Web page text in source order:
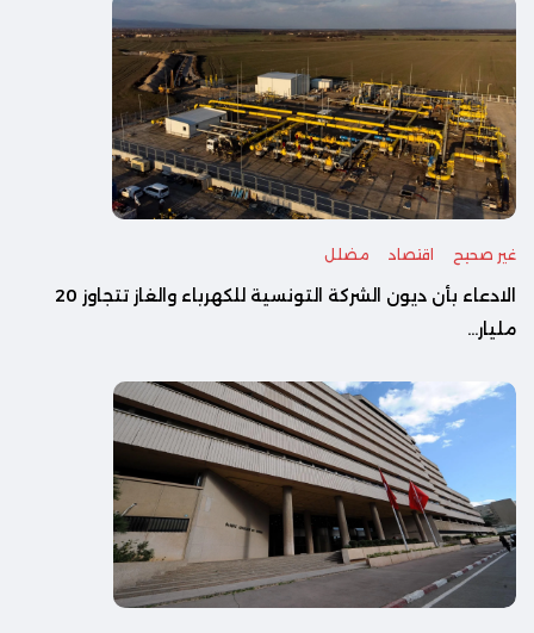
غير صحيح اقتصاد مضلل
الادعاء بأن ديون الشركة التونسية للكهرباء والغاز تتجاوز 20
مليار...